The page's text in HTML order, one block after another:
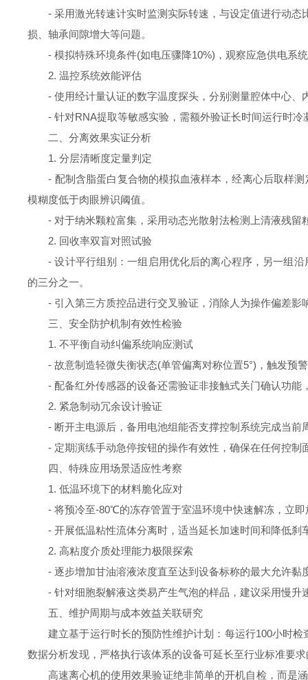
- 采用激光转速计实时监测实际转速，与设定值进行动态
损、轴承间隙增大等问题。
- 模拟特殊环境条件(如电压骤降10%)，观察应急供电系
2. 温控系统效能评估
- 使用经计量认证的数字温度探头，分别测量腔体中心、
- 针对RNA提取等敏感实验，需额外验证长时间运行时冷
二、分离效果实证分析
1. 分层清晰度定量判定
- 配制含脂蛋白复合物的模拟血液样本，经离心后取样测
模糊度低于肉眼辨识阈值。
- 对于纳米颗粒富集，采用动态光散射法检测上清液残留
2. 回收率双盲对照试验
- 设计平行组别：一组启用优化后的离心程序，另一组沿
的三分之一。
- 引入第三方质控品进行交叉验证，消除人为操作偏差影
三、安全防护机制有效性检验
1. 不平衡自动纠偏系统响应测试
- 故意制造轻微失衡状态(单管偏离对称位置5°)，触发预警
- 配备红外传感器的设备还需验证非接触式关门确认功能
2. 紧急制动冗余设计验证
- 断开主电源后，备用电池组能否支撑控制系统完成当前
- 定期演练手动急停按钮的操作有效性，确保在任何控制
四、特殊应用场景适应性考察
1. 低温环境下的材料脆化应对
- 将预冷至-80℃的冻存管置于室温环境中快速解冻，立即
- 开展低温粘性流体分离时，适当延长加速时间和降低刹
2. 高粘度介质处理能力极限探索
- 逐步增加甘油溶液浓度直至达到设备标称的最大允许黏
- 针对细胞裂解液这类易产生气泡的样品，建议采用慢升
五、维护周期与成本效益关联研究
建立基于运行时长的预防性维护计划：每运行100小时检
数据分析发现，严格执行该体系的设备可延长至行业标准要
高速离心机的使用效果验证绝非简单的开机自检，而是涵